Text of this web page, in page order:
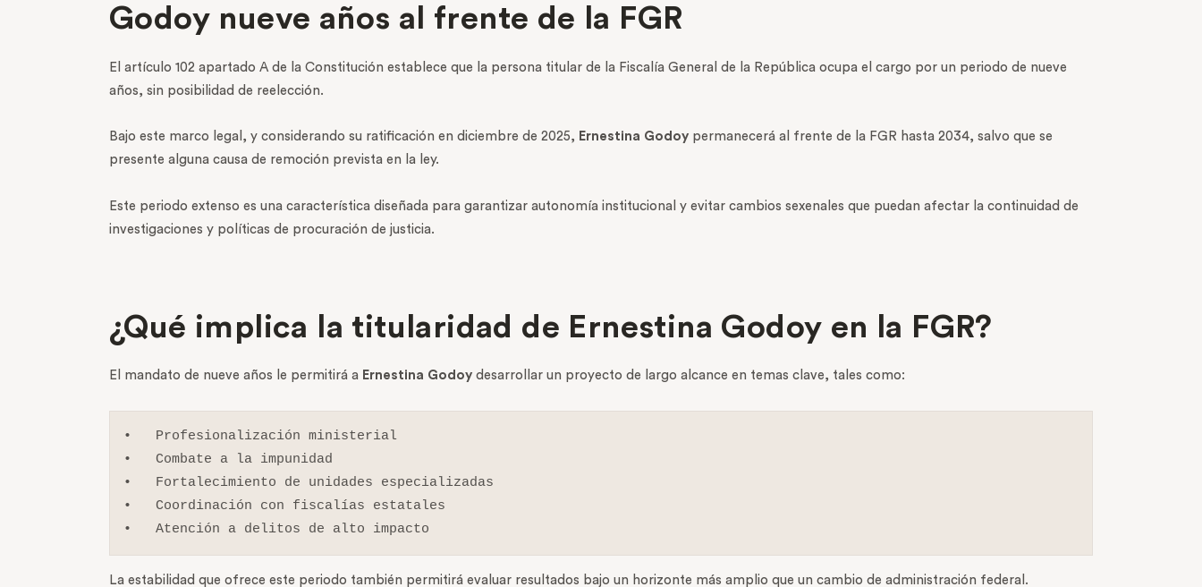
Godoy nueve años al frente de la FGR
El artículo 102 apartado A de la Constitución establece que la persona titular de la Fiscalía General de la República ocupa el cargo por un periodo de nueve
años, sin posibilidad de reelección.
Bajo este marco legal, y considerando su ratificación en diciembre de 2025, Ernestina Godoy permanecerá al frente de la FGR hasta 2034, salvo que se
presente alguna causa de remoción prevista en la ley.
Este periodo extenso es una característica diseñada para garantizar autonomía institucional y evitar cambios sexenales que puedan afectar la continuidad de
investigaciones y políticas de procuración de justicia.
¿Qué implica la titularidad de Ernestina Godoy en la FGR?
El mandato de nueve años le permitirá a Ernestina Godoy desarrollar un proyecto de largo alcance en temas clave, tales como:
•   Profesionalización ministerial
•   Combate a la impunidad
•   Fortalecimiento de unidades especializadas
•   Coordinación con fiscalías estatales
•   Atención a delitos de alto impacto
La estabilidad que ofrece este periodo también permitirá evaluar resultados bajo un horizonte más amplio que un cambio de administración federal.